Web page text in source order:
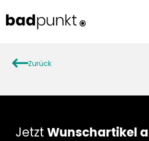
arrowLeftZurück
Jetzt Wunschartikel